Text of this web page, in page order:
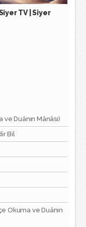
TV | Siyer
Duânın Mânâsı)
Bil
Okuma ve Duânın